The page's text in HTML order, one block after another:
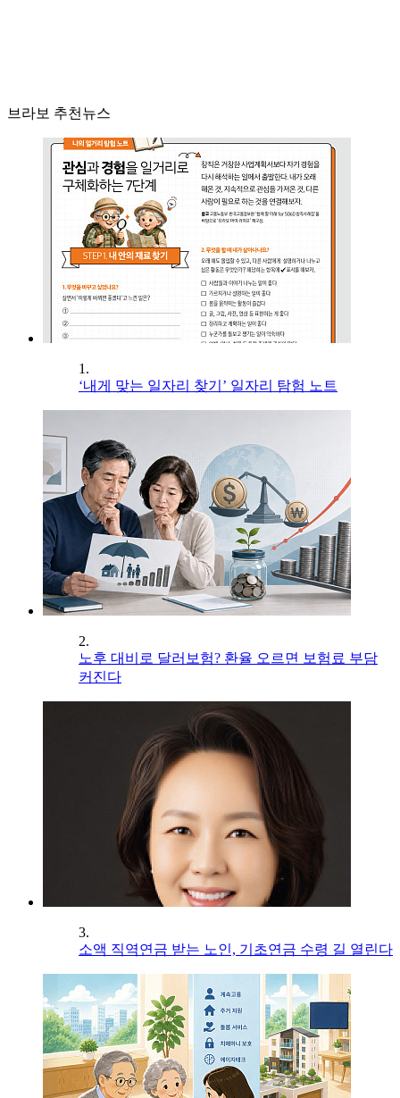
브라보 추천뉴스
1.
‘내게 맞는 일자리 찾기’ 일자리 탐험 노트
2.
노후 대비로 달러보험? 환율 오르면 보험료 부담
커진다
3.
소액 직역연금 받는 노인, 기초연금 수령 길 열린다